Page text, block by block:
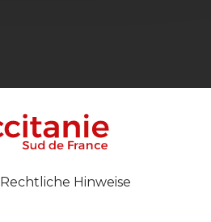
Rechtliche Hinweise